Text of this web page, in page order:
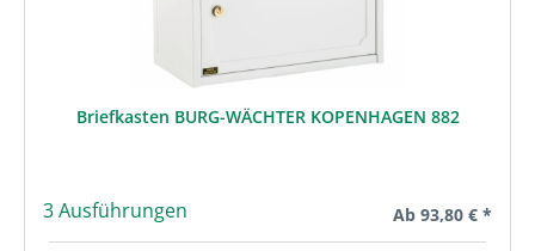
Briefkasten BURG-WÄCHTER KOPENHAGEN 882
3 Ausführungen Regulärer Preis:
Ab 93,80 € *